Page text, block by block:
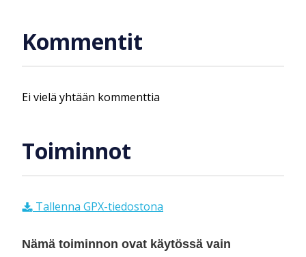
Kommentit
Ei vielä yhtään kommenttia
Toiminnot
Tallenna GPX-tiedostona
Nämä toiminnon ovat käytössä vain